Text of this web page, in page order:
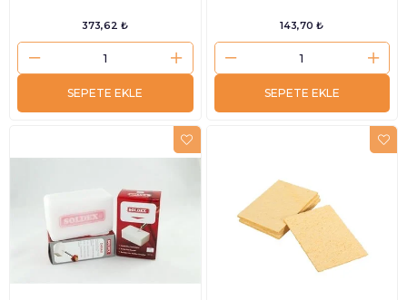
373,62 ₺
SEPETE EKLE
143,70 ₺
SEPETE EKLE